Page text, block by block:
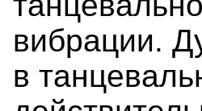
вибрации.
в